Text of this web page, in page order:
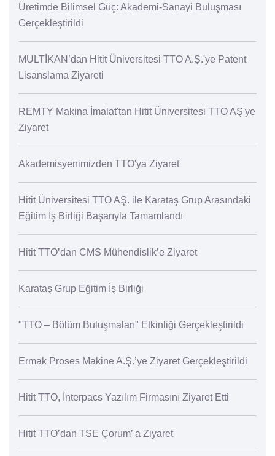
Üretimde Bilimsel Güç: Akademi-Sanayi Buluşması
Gerçekleştirildi
MULTİKAN’dan Hitit Üniversitesi TTO A.Ş.'ye Patent
Lisanslama Ziyareti
REMTY Makina İmalat'tan Hitit Üniversitesi TTO AŞ'ye
Ziyaret
Akademisyenimizden TTO'ya Ziyaret
Hitit Üniversitesi TTO AŞ. ile Karataş Grup Arasındaki
Eğitim İş Birliği Başarıyla Tamamlandı
Hitit TTO’dan CMS Mühendislik’e Ziyaret
Karataş Grup Eğitim İş Birliği
"TTO – Bölüm Buluşmaları" Etkinliği Gerçekleştirildi
Ermak Proses Makine A.Ş.’ye Ziyaret Gerçekleştirildi
Hitit TTO, İnterpacs Yazılım Firmasını Ziyaret Etti
Hitit TTO’dan TSE Çorum’ a Ziyaret